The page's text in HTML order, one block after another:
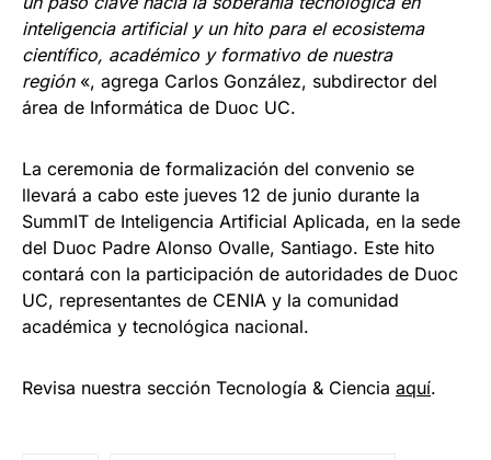
inteligencia artificial y un hito para el ecosistema
científico, académico y formativo de nuestra
región«, agrega Carlos González, subdirector del
área de Informática de Duoc UC.
La ceremonia de formalización del convenio se
llevará a cabo este jueves 12 de junio durante la
SummIT de Inteligencia Artificial Aplicada, en la sede
del Duoc Padre Alonso Ovalle, Santiago. Este hito
contará con la participación de autoridades de Duoc
UC, representantes de CENIA y la comunidad
académica y tecnológica nacional.
Revisa nuestra sección Tecnología & Ciencia aquí.